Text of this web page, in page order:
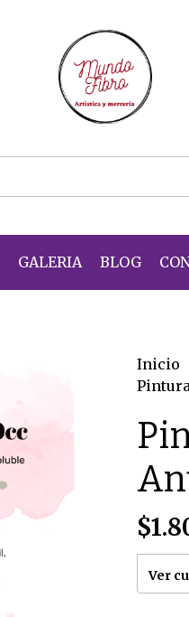
GALERIA BLOG
Inicio
Ver